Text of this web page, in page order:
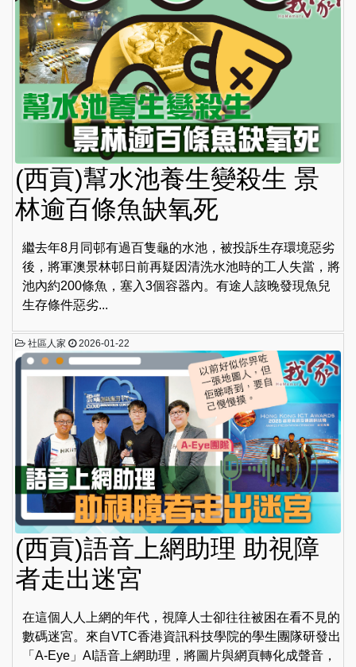
(西貢)幫水池養生變殺生 景
林逾百條魚缺氧死
繼去年8月同邨有過百隻龜的水池，被投訴生存環境惡劣
後，將軍澳景林邨日前再疑因清洗水池時的工人失當，將
池內約200條魚，塞入3個容器內。有途人該晚發現魚兒
生存條件惡劣...
社區人家 2026-01-22
(西貢)語音上網助理 助視障
者走出迷宮
在這個人人上網的年代，視障人士卻往往被困在看不見的
數碼迷宮。來自VTC香港資訊科技學院的學生團隊研發出
「A-Eye」AI語音上網助理，將圖片與網頁轉化成聲音，